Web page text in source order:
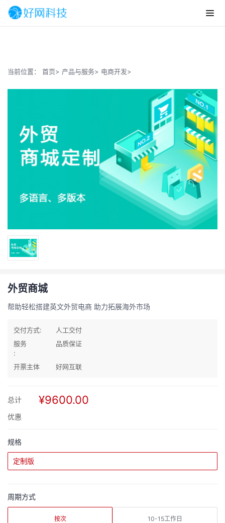
当前位置： 首页> 产品与服务> 电商开发>
外贸商城
帮助轻松搭建英文外贸电商 助力拓展海外市场
交付方式:
人工交付
服务
:
品质保证
开票主体 好网互联
总计 ¥9600.00
优惠
规格
定制版
周期方式
按次 10-15工作日